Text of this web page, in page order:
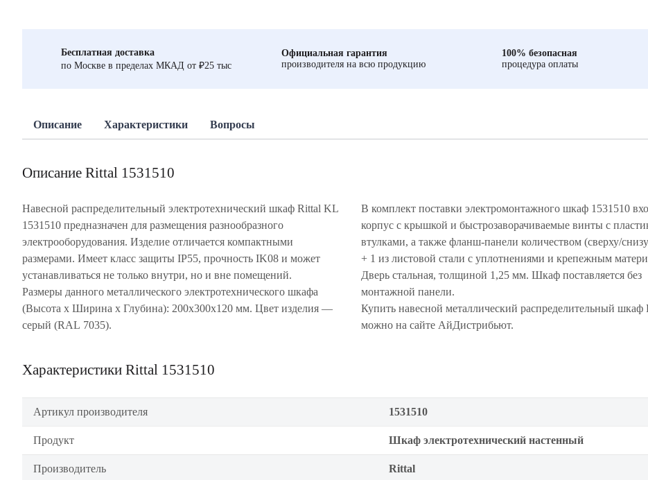
Бесплатная доставка
по Москве в пределах МКАД от ₽25 тыс
Официальная гарантия
производителя на всю продукцию
100% безопасная
процедура оплаты
Описание Характеристики Вопросы
Описание Rittal 1531510
Навесной распределительный электротехнический шкаф Rittal KL
1531510 предназначен для размещения разнообразного
электрооборудования. Изделие отличается компактными
размерами. Имеет класс защиты IP55, прочность IK08 и может
устанавливаться не только внутри, но и вне помещений.
Размеры данного металлического электротехнического шкафа
(Высота х Ширина х Глубина): 200х300х120 мм. Цвет изделия —
серый (RAL 7035).
В комплект поставки электромонтажного шкаф 1531510
корпус с крышкой и быстрозаворачиваемые винты с
втулками, а также фланш-панели количеством (сверху/
+ 1 из листовой стали с уплотнениями и крепежным
Дверь стальная, толщиной 1,25 мм. Шкаф поставляется без
монтажной панели.
Купить навесной металлический распределительный шкаф
можно на сайте АйДистрибьют.
Характеристики Rittal 1531510
Артикул производителя 1531510
Продукт Шкаф электротехнический настенный
Производитель Rittal